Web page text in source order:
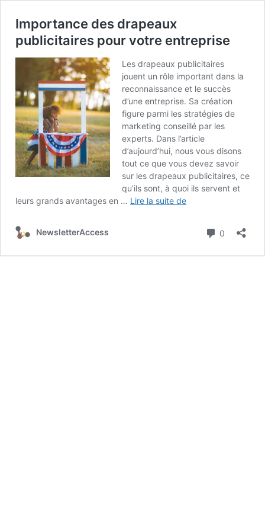
Importance des drapeaux
publicitaires pour votre entreprise
Les drapeaux publicitaires
jouent un rôle important dans la
reconnaissance et le succès
d’une entreprise. Sa création
figure parmi les stratégies de
marketing conseillé par les
experts. Dans l’article
d’aujourd’hui, nous vous disons
tout ce que vous devez savoir
sur les drapeaux publicitaires, ce
qu’ils sont, à quoi ils servent et
leurs grands avantages en … Lire la suite deImportance
publicitaires
NewsletterAccess 0